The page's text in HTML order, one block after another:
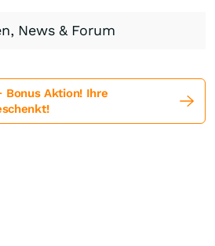
News & Forum
Bonus Aktion! Ihre